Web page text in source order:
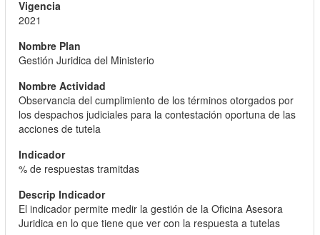
2021
Gestión Juridica del Ministerio
Observancia del cumplimiento de los términos otorgados por
los despachos judiciales para la contestación oportuna de las
acciones de tutela
% de respuestas tramitdas
El indicador permite medir la gestión de la Oficina Asesora
Juridica en lo que tiene que ver con la respuesta a tutelas